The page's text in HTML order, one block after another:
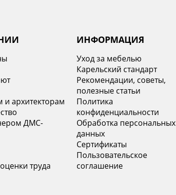
и архитекторам
ДМС-
труда
ИНФОРМАЦИЯ
Уход за мебелью
Карельский стандарт
Рекомендации, советы,
полезные статьи
Политика
конфиденциальности
Обработка персональных
данных
Сертификаты
Пользовательское
соглашение